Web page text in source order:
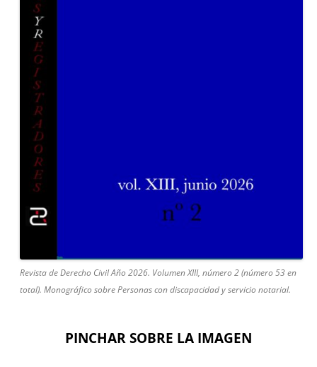
Revista de Derecho Civil Año 2026. Volumen XIII, número 2 (número 53 en
total). Monográfico sobre Personas con discapacidad y servicio notarial.
PINCHAR SOBRE LA IMAGEN